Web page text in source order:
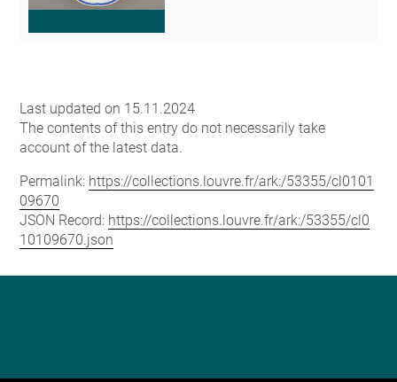
Last updated on 15.11.2024
The contents of this entry do not necessarily take
account of the latest data.
Permalink: https://collections.louvre.fr/ark:/53355/cl0101
09670
JSON Record: https://collections.louvre.fr/ark:/53355/cl0
10109670.json